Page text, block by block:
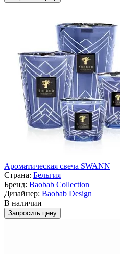
Ароматическая свеча SWANN
Страна: Бельгия
Бренд: Baobab Collection
Дизайнер: Baobab Design
В наличии
Запросить цену